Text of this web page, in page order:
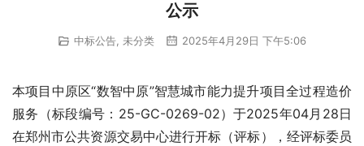
公示
中标公告 未分类 2025年4月29日 下午5:06
本项目中原区“数智中原”智慧城市能力提升项目全过程造价
服务（标段编号：25-GC-0269-02）于2025年04月28日
在郑州市公共资源交易中心进行开标（评标），经评标委员